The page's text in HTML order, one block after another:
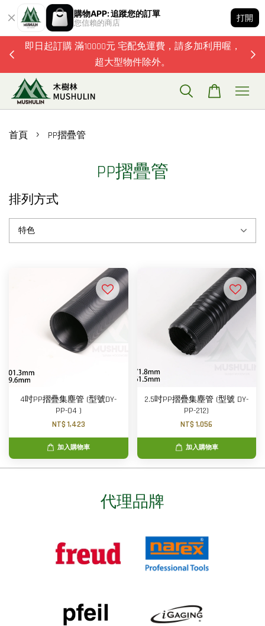
購物APP: 追蹤您的訂單
您信賴的商店
打開
即日起訂購 滿10000元 宅配免運費，請多加利用喔，
超大型物件除外。
首頁 › PP摺疊管
PP摺疊管
排列方式
4吋PP摺疊集塵管 (型號DY-
PP-04 )
NT$ 1,423
加入購物車
2.5吋PP摺疊集塵管 (型號 DY-
PP-212)
NT$ 1,056
加入購物車
代理品牌